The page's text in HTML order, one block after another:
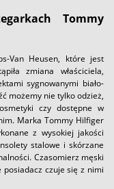
Tommy
Van Heusen, które jest
zmiana właściciela,
sygnowanymi biało-
możemy nie tylko odzież,
czy dostępne w
Marka Tommy Hilfiger
z wysokiej jakości
stalowe i skórzane
Czasomierz męski
czuje się z nimi